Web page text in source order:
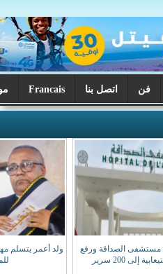
Francais موريتانيا اليوم
ولد أعمر يتسلم مهامه نقيبا للهيئة الوطنية